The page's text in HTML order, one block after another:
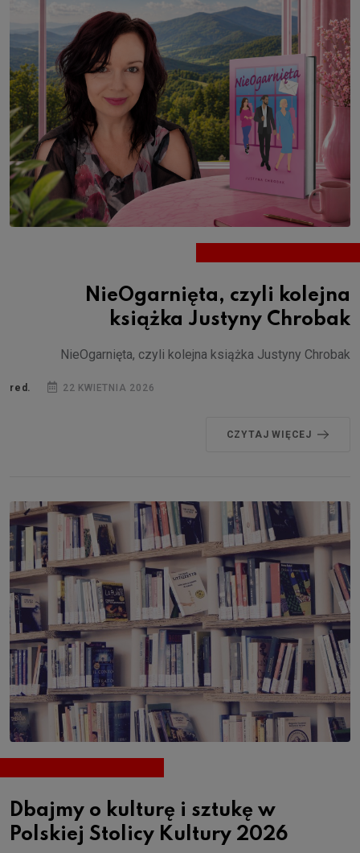
NieOgarnięta, czyli kolejna
książka Justyny Chrobak
NieOgarnięta, czyli kolejna książka Justyny Chrobak
red. 22 KWIETNIA 2026
CZYTAJ WIĘCEJ
Dbajmy o kulturę i sztukę w
Polskiej Stolicy Kultury 2026